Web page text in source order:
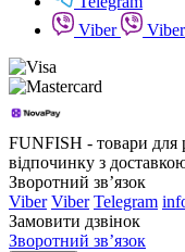
Viber
Viber
FUNFISH - товари для
відпочинку з
Зворотний зв’язок
Viber Viber Telegram
Замовити дзвінок
Зворотний зв’язок